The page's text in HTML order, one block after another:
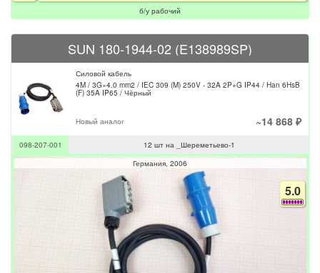
б/у рабочий
SUN 180-1944-02 (E138989SP)
Силовой кабель
4M / 3G×4.0 mm2 / IEC 309 (M) 250V - 32A 2P+G IP44 / Han 6HsB
(F) 35A IP65 / Чёрный
Новый аналог ~14 868 ₽
098-207-001
12 шт на _Шереметьево-1
Германия 2006
5.0